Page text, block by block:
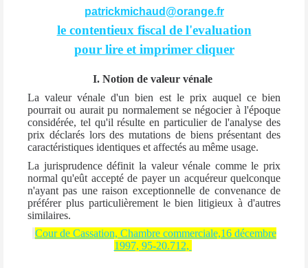
patrickmichaud@orange.fr
le contentieux fiscal de l'evaluation
pour lire et imprimer cliquer
I. Notion de valeur vénale
La valeur vénale d'un bien est le prix auquel ce bien
pourrait ou aurait pu normalement se négocier à l'époque
considérée, tel qu'il résulte en particulier de l'analyse des
prix déclarés lors des mutations de biens présentant des
caractéristiques identiques et affectés au même usage.
La jurisprudence définit la valeur vénale comme le prix
normal qu'eût accepté de payer un acquéreur quelconque
n'ayant pas une raison exceptionnelle de convenance de
préférer plus particulièrement le bien litigieux à d'autres
similaires.
Cour de Cassation, Chambre commerciale,16 décembre
1997, 95-20.712,